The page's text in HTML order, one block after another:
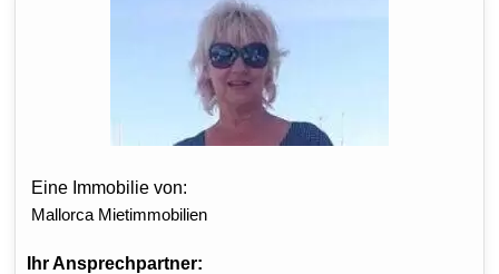
Eine Immobilie von:
Mallorca Mietimmobilien
Ihr Ansprechpartner: